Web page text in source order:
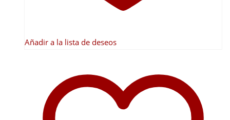
Añadir a la lista de deseos